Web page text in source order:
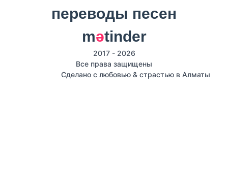
mәtinder
2017 - 2026
Все права защищены
Сделано с любовью & страстью в Алматы